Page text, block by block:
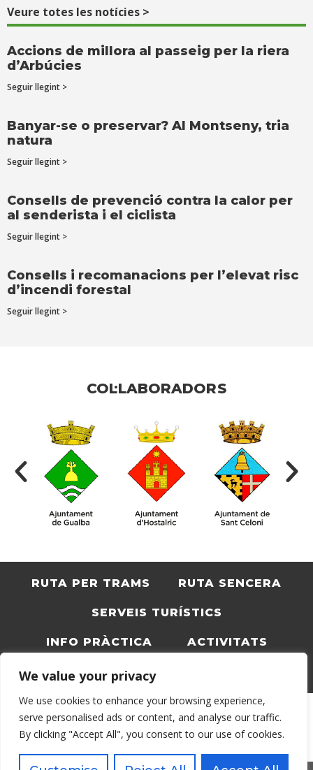
We value your privacy
We use cookies to enhance your browsing experience,
serve personalised ads or content, and analyse our traffic.
By clicking "Accept All", you consent to our use of cookies.
Veure totes les notícies >
Accions de millora al passeig per la riera
d’Arbúcies
Seguir llegint >
Banyar-se o preservar? Al Montseny, tria
natura
Seguir llegint >
Consells de prevenció contra la calor per
al senderista i el ciclista
Seguir llegint >
Consells i recomanacions per l’elevat risc
d’incendi forestal
Seguir llegint >
COL·LABORADORS
RUTA PER TRAMS RUTA SENCERA
SERVEIS TURÍSTICS
INFO PRÀCTICA ACTIVITATS
BLOC